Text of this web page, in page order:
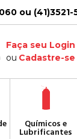
ou (41)3521-
Faça seu Login
ou Cadastre-se
Químicos e
Lubrificantes